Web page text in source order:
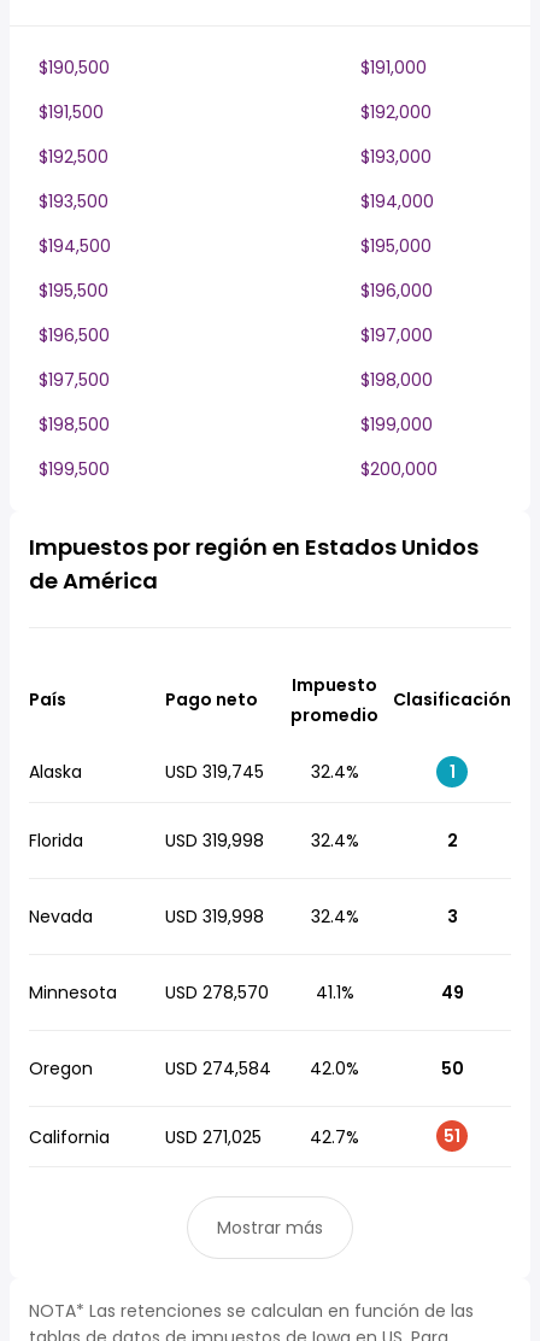
$190,500
$191,000
$191,500
$192,000
$192,500
$193,000
$193,500
$194,000
$194,500
$195,000
$195,500
$196,000
$196,500
$197,000
$197,500
$198,000
$198,500
$199,000
$199,500
$200,000
Impuestos por región en Estados Unidos
de América
País Pago neto
Impuesto
promedio
Clasificación
Alaska USD 319,745 32.4% 1
Florida USD 319,998 32.4% 2
Nevada USD 319,998 32.4% 3
Minnesota USD 278,570 41.1% 49
Oregon USD 274,584 42.0% 50
California USD 271,025 42.7% 51
Mostrar más
NOTA* Las retenciones se calculan en función de las